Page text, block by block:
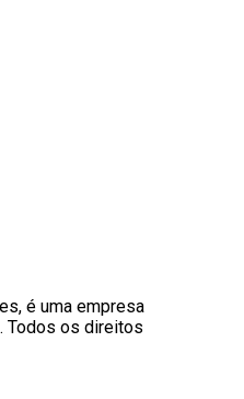
é uma empresa
Todos os direitos